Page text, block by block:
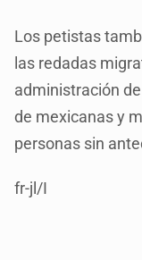
Los petistas
las redadas
administración
de mexicanas y
personas sin
fr-jl/I